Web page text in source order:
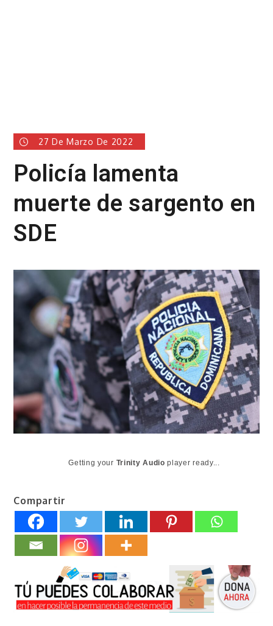
27 De Marzo De 2022
Policía lamenta
muerte de sargento en
SDE
Getting your Trinity Audio player ready...
Compartir